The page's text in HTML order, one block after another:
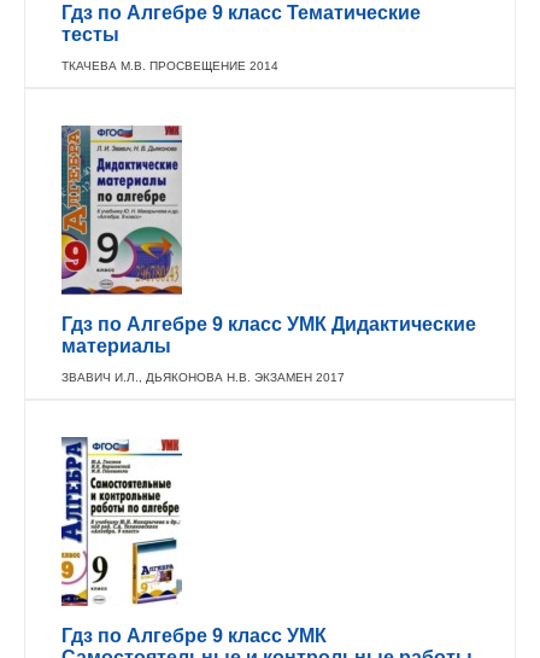
Гдз по Алгебре 9 класс Тематические
тесты
ТКАЧЕВА М.В. ПРОСВЕЩЕНИЕ 2014
Гдз по Алгебре 9 класс УМК Дидактические
материалы
ЗВАВИЧ И.Л., ДЬЯКОНОВА Н.В. ЭКЗАМЕН 2017
Гдз по Алгебре 9 класс УМК